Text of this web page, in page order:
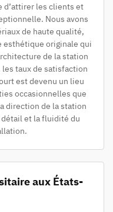
d’attirer les clients et
Nous avons
de haute qualité,
esthétique originale qui
de la station
taux de satisfaction
est devenu un lieu
occasionnelles que
direction de la station
et la fluidité du
aux États-